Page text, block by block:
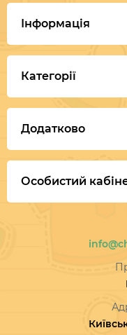
Інформація
Категорії
Додатково
Особистий